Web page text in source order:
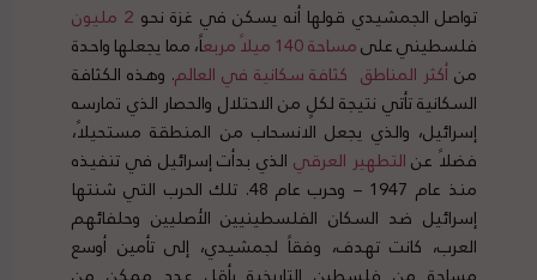
تواصل الجمشيدي قولها أنه يسكن في غزة نحو 2 مليون
فلسطيني علىمساحة ميلامربعاً، مما يجعلها واحدة
منأكثر المناطق كثافة سكانية في العالم. وهذه الكثافة
السكانية تأتي نتيجة لكلٍ من الاحتلال والحصار الذي تمارسه
إسرائيل، والذي يجعل الانسحاب من المنطقة مستحيلاً،
فضلاً عنالتطهير العرقي الذي بدأت إسرائيل في تنفيذه
منذ عام 1947 – وحرب عام 48. تلك الحرب التي شنتها
إسرائيل ضد السكان الفلسطينيين الأصليين وحلفائهم
العرب، كانت تهدف، وفقاً لجمشيدي، إلى تأمين أوسع